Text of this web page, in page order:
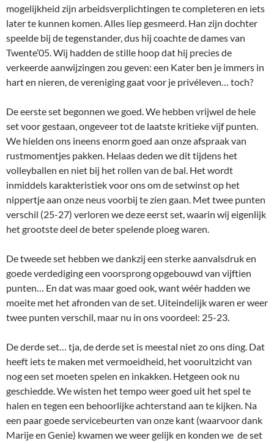
mogelijkheid zijn arbeidsverplichtingen te completeren en iets
later te kunnen komen. Alles liep gesmeerd. Han zijn dochter
speelde bij de tegenstander, dus hij coachte de dames van
Twente’05. Wij hadden de stille hoop dat hij precies de
verkeerde aanwijzingen zou geven: een Kater ben je immers in
hart en nieren, de vereniging gaat voor je privéleven… toch?
De eerste set begonnen we goed. We hebben vrijwel de hele
set voor gestaan, ongeveer tot de laatste kritieke vijf punten.
We hielden ons ineens enorm goed aan onze afspraak van
rustmomentjes pakken. Helaas deden we dit tijdens het
volleyballen en niet bij het rollen van de bal. Het wordt
inmiddels karakteristiek voor ons om de setwinst op het
nippertje aan onze neus voorbij te zien gaan. Met twee punten
verschil (25-27) verloren we deze eerst set, waarin wij eigenlijk
het grootste deel de beter spelende ploeg waren.
De tweede set hebben we dankzij een sterke aanvalsdruk en
goede verdediging een voorsprong opgebouwd van vijftien
punten… En dat was maar goed ook, want wéér hadden we
moeite met het afronden van de set. Uiteindelijk waren er weer
twee punten verschil, maar nu in ons voordeel: 25-23.
De derde set… tja, de derde set is meestal niet zo ons ding. Dat
heeft iets te maken met vermoeidheid, het vooruitzicht van
nog een set moeten spelen en inkakken. Hetgeen ook nu
geschiedde. We wisten het tempo weer goed uit het spel te
halen en tegen een behoorlijke achterstand aan te kijken. Na
een paar goede servicebeurten van onze kant (waarvoor dank
Marije en Genie) kwamen we weer gelijk en konden we de set